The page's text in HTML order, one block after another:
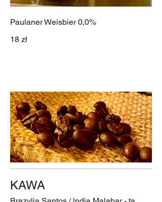
Paulaner Weisbier 0,0%
18 zł
KAWA